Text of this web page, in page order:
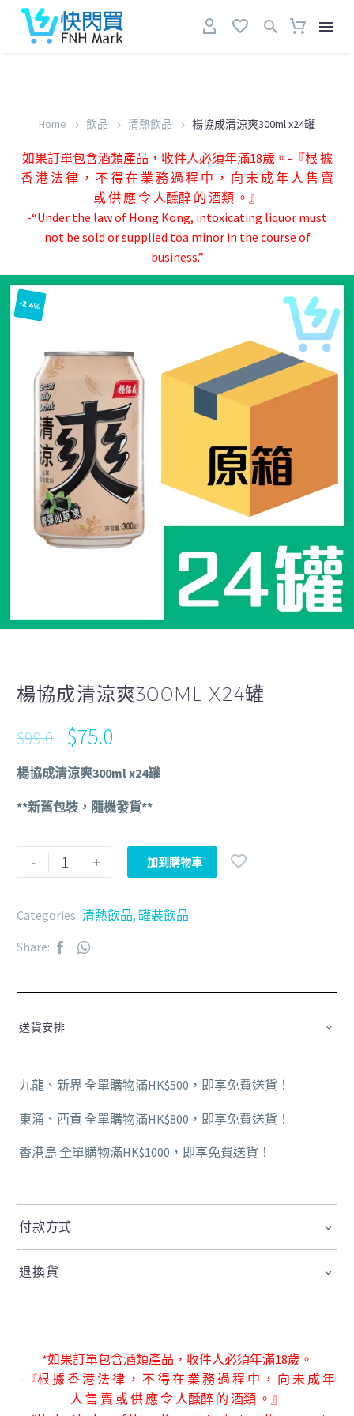
Home 飲品 清熱飲品 楊協成清涼爽300ml x24罐
如果訂單包含酒類產品，收件人必須年滿18歲。-『根 據
香 港 法 律 ， 不 得 在 業 務 過 程 中 ， 向 未 成 年 人 售 賣
或 供 應 令 人醺醉 的 酒類 。』
-“Under the law of Hong Kong, intoxicating liquor must
not be sold or supplied toa minor in the course of
business.”
-24%
楊協成清涼爽300ML X24罐
$99.0 $75.0
楊協成清涼爽300ml x24罐
**新舊包裝，隨機發貨**
- + 加到購物車
Categories: 清熱飲品, 罐裝飲品
Share:
送貨安排
九龍、新界 全單購物滿HK$500，即享免費送貨！
東涌、西貢 全單購物滿HK$800，即享免費送貨！
香港島 全單購物滿HK$1000，即享免費送貨！
付款方式
退換貨
*如果訂單包含酒類產品，收件人必須年滿18歲。
-『根 據 香 港 法 律 ， 不 得 在 業 務 過 程 中 ， 向 未 成 年
人 售 賣 或 供 應 令 人醺醉 的 酒類 。』